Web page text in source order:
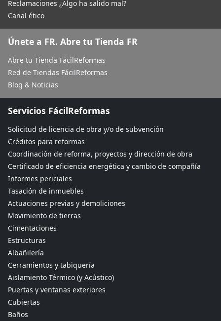
Reclamaciones ¿Algo ha salido mal?
Canal ético
Únete a FR. Abre tu Tienda FR
Abre tu Tienda FácilReformas
Red de Tiendas FácilReformas
Blog & Noticias
Servicios FácilReformas
Solicitud de licencia de obra y/o de subvención
Créditos para reformas
Coordinación de reforma, proyectos y dirección de obra
Certificado de eficiencia energética y cambio de compañía
Informes periciales
Tasación de inmuebles
Actuaciones previas y demoliciones
Movimiento de tierras
Cimentaciones
Estructuras
Albañilería
Cerramientos y tabiquería
Aislamiento Térmico (y Acústico)
Puertas y ventanas exteriores
Cubiertas
Baños